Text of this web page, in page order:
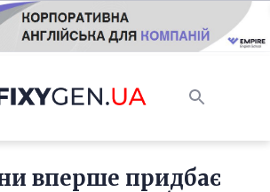
вперше придбає